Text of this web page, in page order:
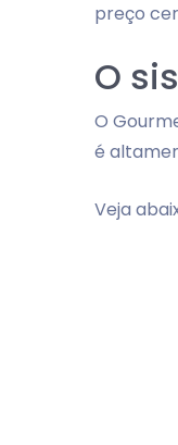
preço
O
O
é
Veja